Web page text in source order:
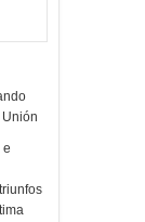
Unión
e